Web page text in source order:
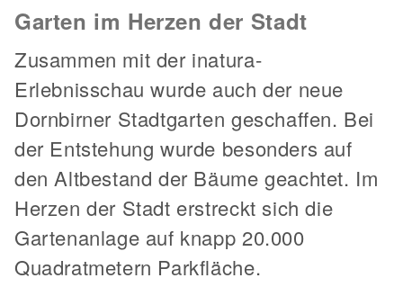
Garten im Herzen der Stadt
Zusammen mit der inatura-
Erlebnisschau wurde auch der neue
Dornbirner Stadtgarten geschaffen. Bei
der Entstehung wurde besonders auf
den Altbestand der Bäume geachtet. Im
Herzen der Stadt erstreckt sich die
Gartenanlage auf knapp 20.000
Quadratmetern Parkfläche.